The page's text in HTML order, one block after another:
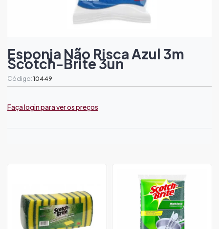
Esponja Não Risca Azul 3m
Scotch-Brite 3un
Código: 10449
Faça login para ver os preços